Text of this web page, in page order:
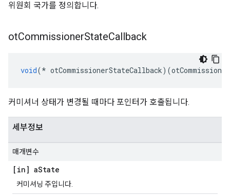
위원회 국가를 정의합니다.
otCommissionerStateCallback
void(* otCommissionerStateCallback)(
커미셔너 상태가 변경될 때마다 포인터가 호출됩니다.
세부정보
매개변수
[in] aState
커미셔닝 주입니다.